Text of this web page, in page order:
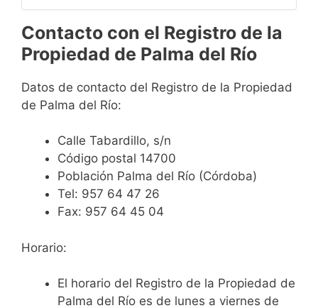
Contacto con el Registro de la
Propiedad de Palma del Río
Datos de contacto del Registro de la Propiedad
de Palma del Río:
Calle Tabardillo, s/n
Código postal 14700
Población Palma del Río (Córdoba)
Tel: 957 64 47 26
Fax: 957 64 45 04
Horario:
El horario del Registro de la Propiedad de
Palma del Río es de lunes a viernes de